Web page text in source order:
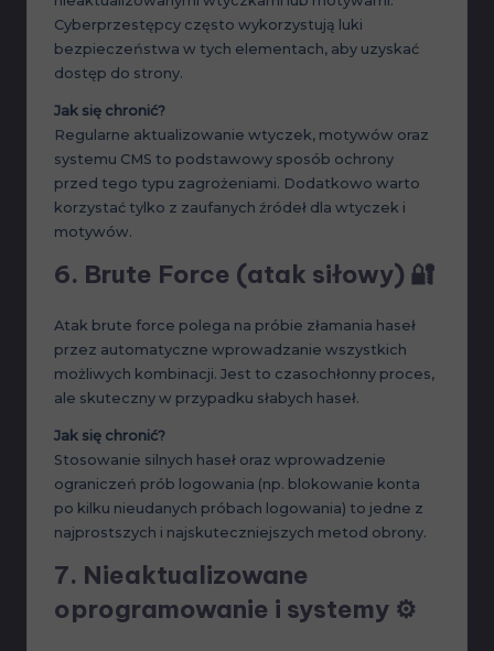
Cyberprzestępcy często wykorzystują luki
bezpieczeństwa w tych elementach, aby uzyskać
dostęp do strony.
Jak się chronić?
Regularne aktualizowanie wtyczek, motywów oraz
systemu CMS to podstawowy sposób ochrony
przed tego typu zagrożeniami. Dodatkowo warto
korzystać tylko z zaufanych źródeł dla wtyczek i
motywów.
6. Brute Force (atak siłowy) 🔐
Atak brute force polega na próbie złamania haseł
przez automatyczne wprowadzanie wszystkich
możliwych kombinacji. Jest to czasochłonny proces,
ale skuteczny w przypadku słabych haseł.
Jak się chronić?
Stosowanie silnych haseł oraz wprowadzenie
ograniczeń prób logowania (np. blokowanie konta
po kilku nieudanych próbach logowania) to jedne z
najprostszych i najskuteczniejszych metod obrony.
7. Nieaktualizowane
oprogramowanie i systemy ⚙️